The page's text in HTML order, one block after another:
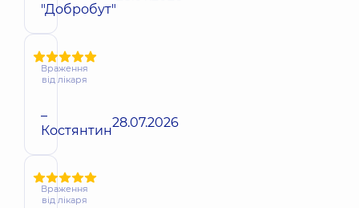
"Добробут"
Враження
від лікаря
–
Костянтин28.07.2026
Враження
від лікаря